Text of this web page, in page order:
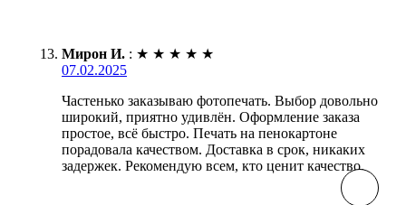
Мирон И. : ★ ★ ★ ★ ★
07.02.2025
Частенько заказываю фотопечать. Выбор довольно
широкий, приятно удивлён. Оформление заказа
простое, всё быстро. Печать на пенокартоне
порадовала качеством. Доставка в срок, никаких
задержек. Рекомендую всем, кто ценит качество.